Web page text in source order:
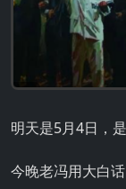
明天是5月4日，
今晚老冯用大白